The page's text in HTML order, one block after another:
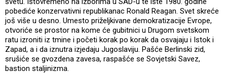
pobediće konzervativni republikanac Ronald Reagan. Svet skreće
još više u desno. Umesto priželjkivane demokratizacije Evrope,
otvoriće se prostor na kome će gubitnici u Drugom svetskom
ratu izroniti iz tmine i početi korak po korak da osvajaju i Istok i
Zapad, a i da iznutra izjedaju Jugoslaviju. Pašće Berlinski zid,
srušiće se gvozdena zavesa, raspašće se Sovjetski Savez,
bastion staljinizma.